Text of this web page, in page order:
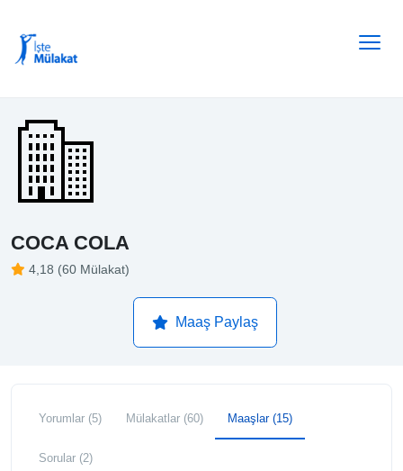
COCA COLA
4,18 (60 Mülakat)
Maaş Paylaş
Yorumlar (5) Mülakatlar (60) Maaşlar (15)
Sorular (2)